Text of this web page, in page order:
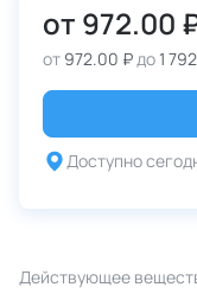
от 972.00
от 972.00 ₽до1
Доступно
Действующее